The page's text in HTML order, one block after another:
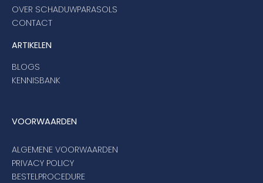
OVER SCHADUWPARASOLS
CONTACT
ARTIKELEN
BLOGS
KENNISBANK
VOORWAARDEN
ALGEMENE VOORWAARDEN
PRIVACY POLICY
BESTELPROCEDURE